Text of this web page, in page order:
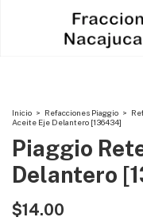
Inicio > Refacciones Piaggio >
Aceite Eje Delantero [136434]
Piaggio
Delantero
$14.00